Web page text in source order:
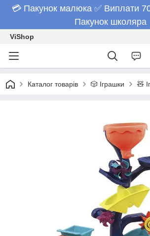
💳 Пакунок малюка ✅ Виплати
Пакунок школяра
ViShop
Каталог товарів 🎲 Іграшки 🧸